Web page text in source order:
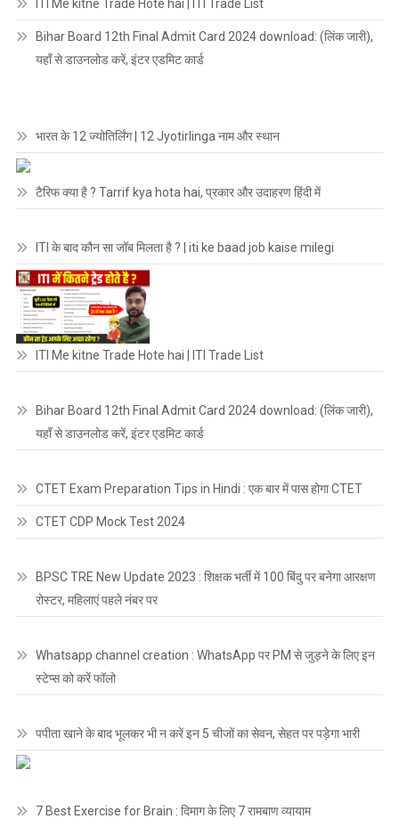
ITI Me kitne Trade Hote hai | ITI Trade List
Bihar Board 12th Final Admit Card 2024 download: (लिंक जारी),
यहाँ से डाउनलोड करें, इंटर एडमिट कार्ड
भारत के 12 ज्योतिर्लिंग | 12 Jyotirlinga नाम और स्थान
टैरिफ क्या है ? Tarrif kya hota hai, प्रकार और उदाहरण हिंदी में
ITI के बाद कौन सा जॉब मिलता है ? | iti ke baad job kaise milegi
ITI Me kitne Trade Hote hai | ITI Trade List
Bihar Board 12th Final Admit Card 2024 download: (लिंक जारी),
यहाँ से डाउनलोड करें, इंटर एडमिट कार्ड
CTET Exam Preparation Tips in Hindi : एक बार में पास होगा CTET
CTET CDP Mock Test 2024
BPSC TRE New Update 2023 : शिक्षक भर्ती में 100 बिंदु पर बनेगा आरक्षण
रोस्टर, महिलाएं पहले नंबर पर
Whatsapp channel creation : WhatsApp पर PM से जुड़ने के लिए इन
स्टेप्स को करें फॉलो
पपीता खाने के बाद भूलकर भी न करें इन 5 चीजों का सेवन, सेहत पर पड़ेगा भारी
7 Best Exercise for Brain : दिमाग के लिए 7 रामबाण व्यायाम